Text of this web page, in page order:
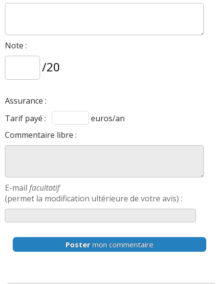
Note :
/20
Assurance :
Tarif payé :
euros/an
Commentaire libre :
E-mail facultatif
(permet la modification ultérieure de votre avis) :
Poster mon commentaire